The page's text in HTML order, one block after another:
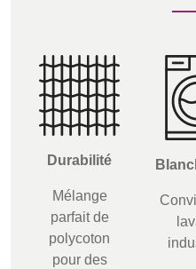
Durabilité
Mélange
parfait de
polycoton
pour des